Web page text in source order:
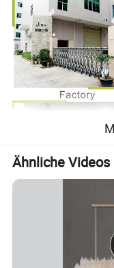
Ähnliche Videos